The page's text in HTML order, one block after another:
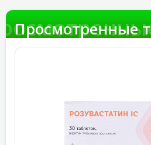
Просмотренные